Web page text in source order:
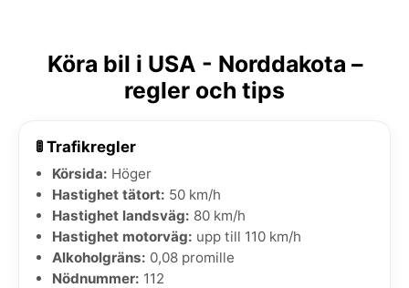
Köra bil i USA - Norddakota –
regler och tips
🚦 Trafikregler
Körsida: Höger
Hastighet tätort: 50 km/h
Hastighet landsväg: 80 km/h
Hastighet motorväg: upp till 110 km/h
Alkoholgräns: 0,08 promille
Nödnummer: 112